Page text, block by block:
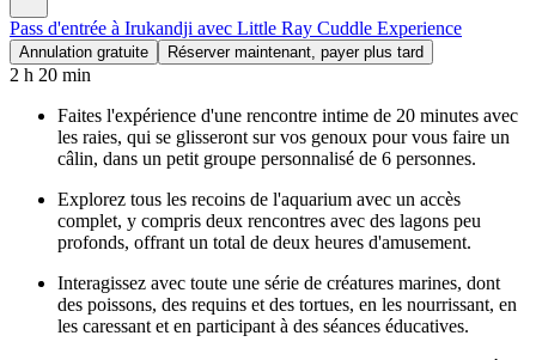
Pass d'entrée à Irukandji avec Little Ray Cuddle Experience
Annulation gratuite Réserver maintenant, payer plus tard
2 h 20 min
Faites l'expérience d'une rencontre intime de 20 minutes avec
les raies, qui se glisseront sur vos genoux pour vous faire un
câlin, dans un petit groupe personnalisé de 6 personnes.
Explorez tous les recoins de l'aquarium avec un accès
complet, y compris deux rencontres avec des lagons peu
profonds, offrant un total de deux heures d'amusement.
Interagissez avec toute une série de créatures marines, dont
des poissons, des requins et des tortues, en les nourrissant, en
les caressant et en participant à des séances éducatives.